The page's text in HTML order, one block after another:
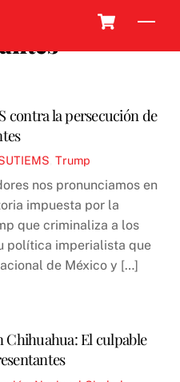
contra la persecución de
,Trump
nos pronunciamos en
impuesta por la
que criminaliza a los
política imperialista que
de México y […]
El culpable